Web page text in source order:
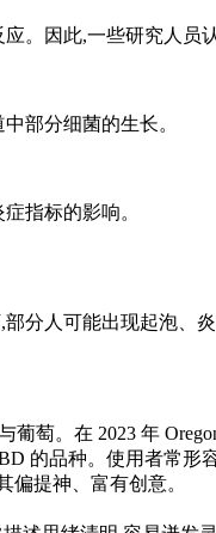
。因此,一些研究人员
部分细菌的生长。
指标的影响。
分人可能出现起泡、炎
葡萄。在 2023 年
的品种。使用者常形
偏提神、富有创意。